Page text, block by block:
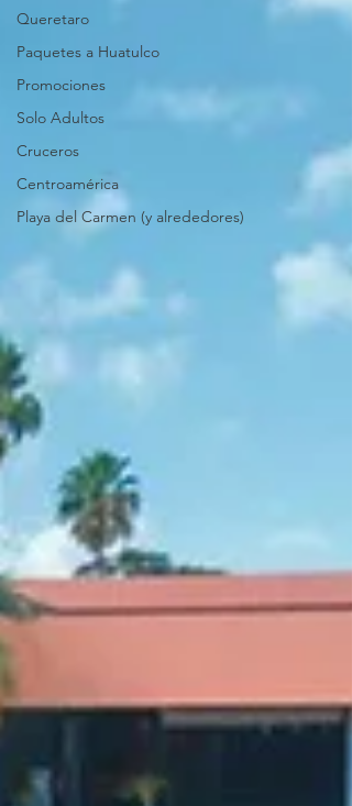
Queretaro
Paquetes a Huatulco
Promociones
Solo Adultos
Cruceros
Centroamérica
Playa del Carmen (y alrededores)